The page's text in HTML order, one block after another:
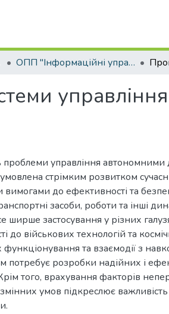
ОПП "Інформаційні управляючі системи та технології"
проблеми управління
стрімким розвитком
до ефективності та
засоби, роботи та інші
ширше застосування у різних
до військових технологій та
функціонування та взаємодії з
потребує розробки надійних і
того, врахування факторів
умов підкреслює